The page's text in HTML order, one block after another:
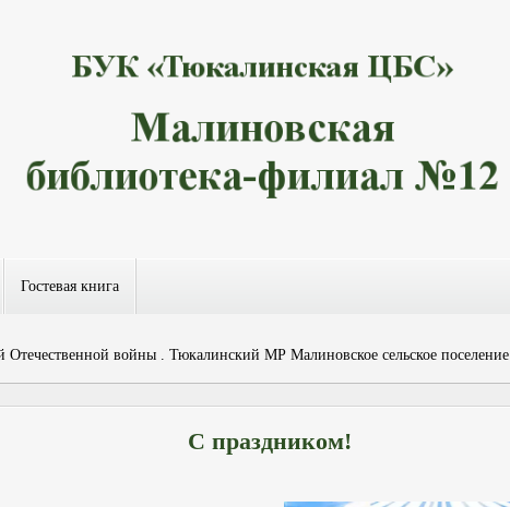
Гостевая книга
войны . Тюкалинский МР Малиновское сельское поселение
С праздником!